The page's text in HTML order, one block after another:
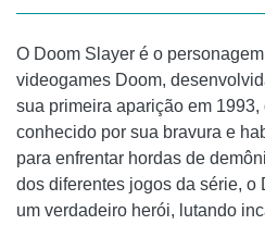
O Doom Slayer é o
videogames Doom,
sua primeira aparição em
conhecido por sua bravura e
para enfrentar hordas de
dos diferentes jogos da série, o
um verdadeiro herói, lutando